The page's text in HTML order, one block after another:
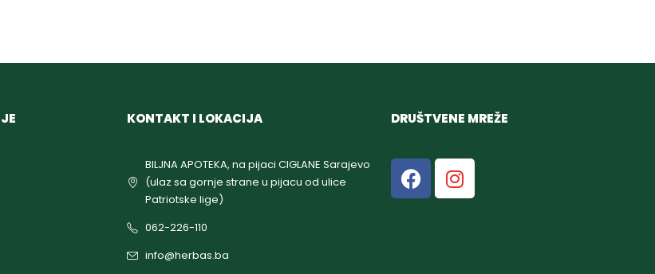
KONTAKT I LOKACIJA
BILJNA APOTEKA, na pijaci CIGLANE Sarajevo
(ulaz sa gornje strane u pijacu od ulice
Patriotske lige)
062-226-110
info@herbas.ba
DRUŠTVENE MREŽE